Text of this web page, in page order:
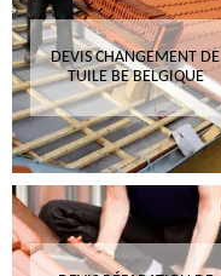
DEVIS CHANGEMENT DE
TUILE BE BELGIQUE